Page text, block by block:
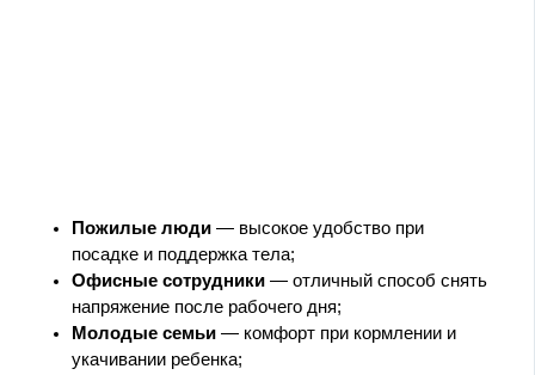
Пожилые люди— высокое удобство при
посадке и поддержка тела;
Офисные сотрудники— отличный способ снять
напряжение после рабочего дня;
Молодые семьи— комфорт при кормлении и
укачивании ребенка;